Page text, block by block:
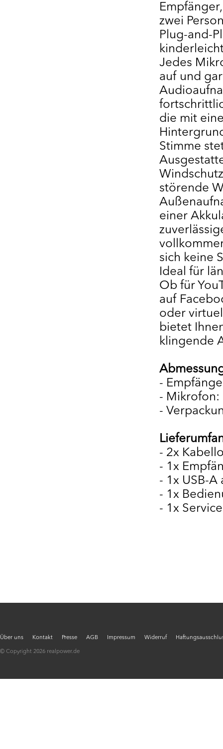
zwei
Plug-and-
Jedes
auf und
die mit
Stimme
störende
einer
sich keine
Ideal für
Ob für
auf
oder
bietet
klingende
-
- Mikrofon:
-
- 2x
- 1x
- 1x USB-A
- 1x
- 1x
Über uns Kontakt Presse AGB Impressum Widerruf
© Copyright 2026 realpower.de